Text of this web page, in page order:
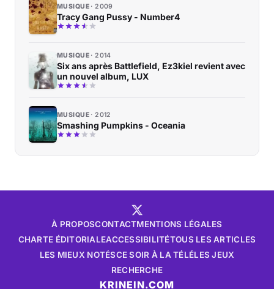
MUSIQUE 2009
Tracy Gang Pussy - Number4
MUSIQUE 2014
Six ans après Battlefield, Ez3kiel revient avec
un nouvel album, LUX
MUSIQUE 2012
Smashing Pumpkins - Oceania
À PROPOSCONTACTMENTIONS LÉGALES
CHARTE ÉDITORIALEACCESSIBILITÉTOUS LES ARTICLES
LES MIEUX NOTÉSCE SOIR À LA TÉLÉLES JEUX
RECHERCHE
KRINEIN.COM